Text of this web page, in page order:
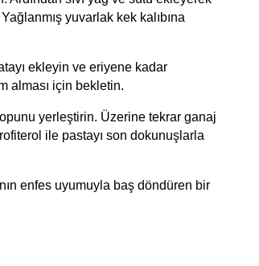
yuvarlak kek kalıbına
ekleyin ve eriyene kadar
alması için bekletin.
yerleştirin. Üzerine tekrar ganaj
ile pastayı son dokunuşlarla